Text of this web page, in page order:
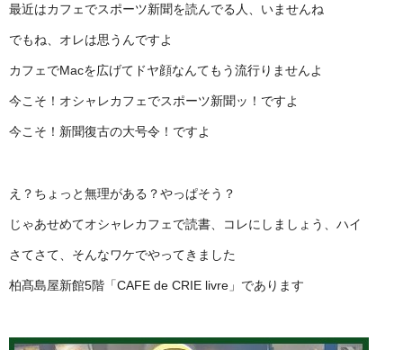
最近はカフェでスポーツ新聞を読んでる人、いませんね
でもね、オレは思うんですよ
カフェでMacを広げてドヤ顔なんてもう流行りませんよ
今こそ！オシャレカフェでスポーツ新聞ッ！ですよ
今こそ！新聞復古の大号令！ですよ
え？ちょっと無理がある？やっぱそう？
じゃあせめてオシャレカフェで読書、コレにしましょう、ハイ
さてさて、そんなワケでやってきました
柏髙島屋新館5階「CAFE de CRIE livre」であります